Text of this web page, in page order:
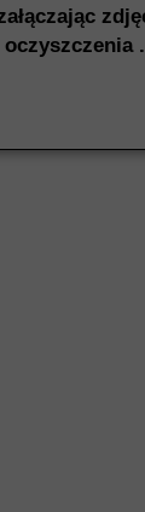
oczyszczenia .